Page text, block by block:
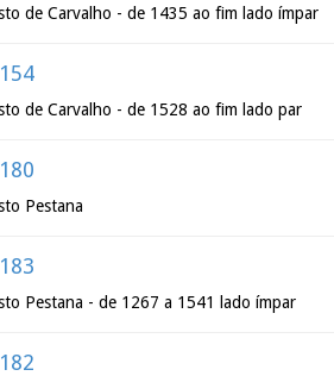
de Carvalho - de 1435 ao fim lado ímpar
de Carvalho - de 1528 ao fim lado par
Pestana
Pestana - de 1267 a 1541 lado ímpar